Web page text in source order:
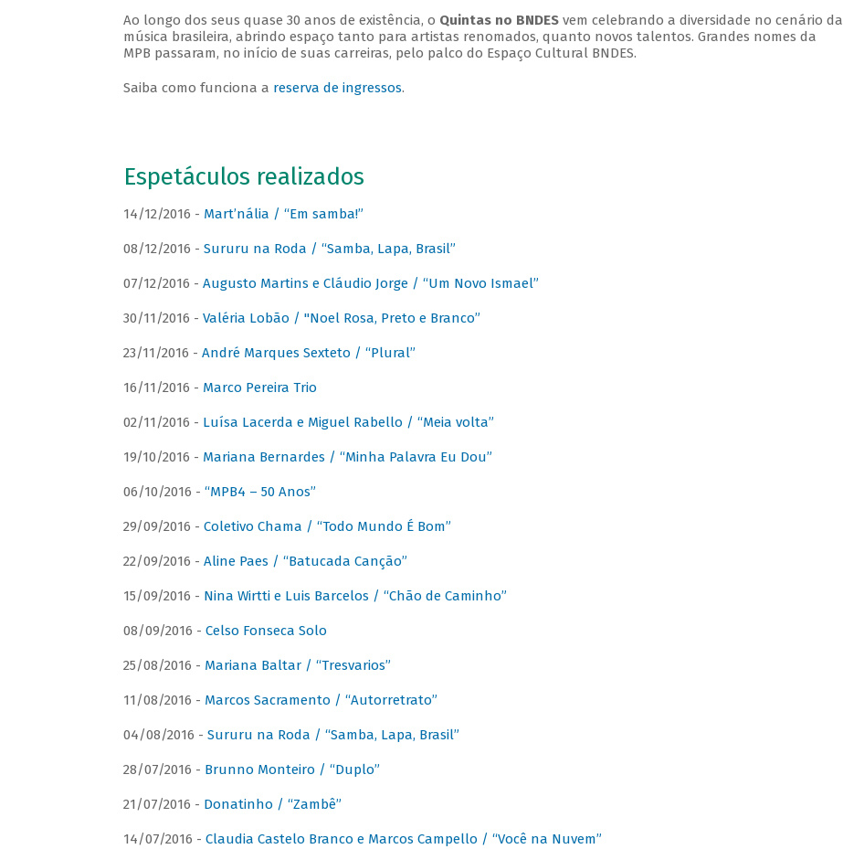
Ao longo dos seus quase 30 anos de existência, o Quintas no BNDESvem celebrando a diversidade no cenário da
música brasileira, abrindo espaço tanto para artistas renomados, quanto novos talentos. Grandes nomes da
MPB passaram, no início de suas carreiras, pelo palco do Espaço Cultural BNDES.
Saiba como funciona a reserva de ingressos.
Espetáculos realizados
14/12/2016 - Mart’nália / “Em samba!”
08/12/2016 - Sururu na Roda / “Samba, Lapa, Brasil”
07/12/2016 - Augusto Martins e Cláudio Jorge / “Um Novo Ismael”
30/11/2016 - Valéria Lobão / "Noel Rosa, Preto e Branco”
23/11/2016 - André Marques Sexteto / “Plural”
16/11/2016 - Marco Pereira Trio
02/11/2016 - Luísa Lacerda e Miguel Rabello / “Meia volta”
19/10/2016 - Mariana Bernardes / “Minha Palavra Eu Dou”
06/10/2016 - “MPB4 – 50 Anos”
29/09/2016 - Coletivo Chama / “Todo Mundo É Bom”
22/09/2016 - Aline Paes / “Batucada Canção”
15/09/2016 - Nina Wirtti e Luis Barcelos / “Chão de Caminho”
08/09/2016 - Celso Fonseca Solo
25/08/2016 - Mariana Baltar / “Tresvarios”
11/08/2016 - Marcos Sacramento / “Autorretrato”
04/08/2016 - Sururu na Roda / “Samba, Lapa, Brasil”
28/07/2016 - Brunno Monteiro / “Duplo”
21/07/2016 - Donatinho / “Zambê”
14/07/2016 - Claudia Castelo Branco e Marcos Campello / “Você na Nuvem”